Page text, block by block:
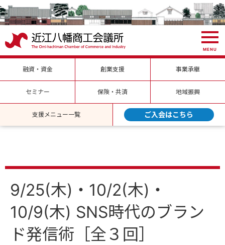
MENU
融資・資金 創業支援 事業承継
セミナー 保険・共済 地域振興
支援メニュー一覧 ご入会はこちら
9/25(木)・10/2(木)・
10/9(木) SNS時代のブラン
ド発信術［全３回］